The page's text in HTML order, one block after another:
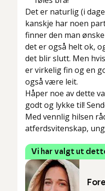
Det er naturlig (i
kanskje har noen
finner den man
det er også helt ok,
det blir slutt. Men
er virkelig fin og en
også være leit.
Håper noe av dette
godt og lykke til!
Med vennlig hilsen
atferdsvitenskap,
Vi har valgt ut